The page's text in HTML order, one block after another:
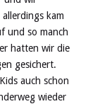
kam
und so manch
hatten wir die
gesichert.
auch schon
wieder